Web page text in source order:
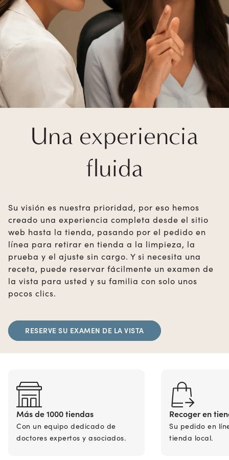
Una experiencia
fluida
Su visión es nuestra prioridad, por eso hemos
creado una experiencia completa desde el sitio
web hasta la tienda, pasando por el pedido en
línea para retirar en tienda a la limpieza, la
prueba y el ajuste sin cargo. Y si necesita una
receta, puede reservar fácilmente un examen de
la vista para usted y su familia con solo unos
pocos clics.
RESERVE SU EXAMEN DE LA VISTA
Más de 1000 tiendas
Con un equipo dedicado de
doctores expertos y asociados.
Recoger en
Su pedido en
tienda local.